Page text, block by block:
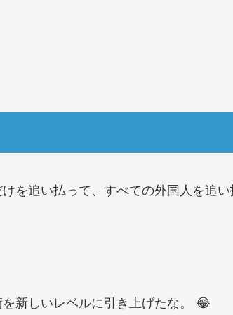
を追い払って、すべての外国人を追い
新しいレベルに引き上げたな。 😂